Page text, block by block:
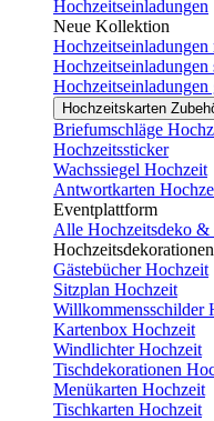
Hochzeitseinladungen
Neue Kollektion
Hochzeitseinladungen
Hochzeitseinladungen
Hochzeitseinladungen
Hochzeitskarten
Briefumschläge
Hochzeitssticker
Wachssiegel Hochzeit
Antwortkarten
Eventplattform
Alle Hochzeitsdeko &
Hochzeitsdekorationen
Gästebücher Hochzeit
Sitzplan Hochzeit
Willkommensschilder
Kartenbox Hochzeit
Windlichter Hochzeit
Tischdekorationen
Menükarten Hochzeit
Tischkarten Hochzeit